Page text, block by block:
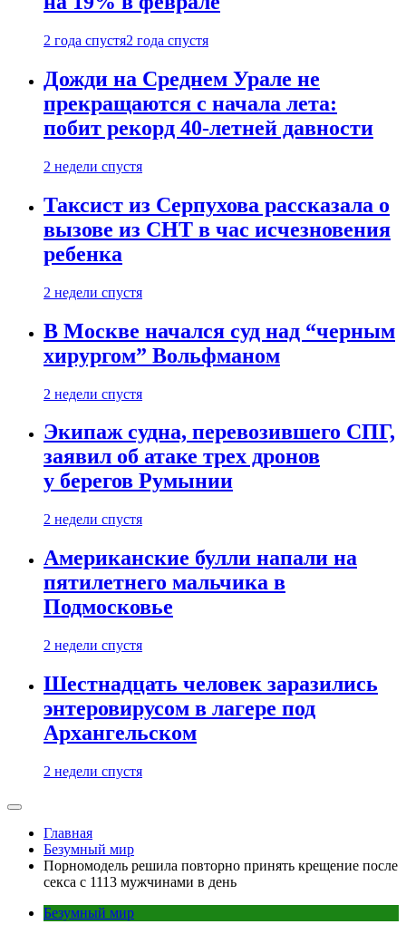
2 года спустя2 года спустя
Дожди на Среднем Урале не
прекращаются с начала лета:
побит рекорд 40-летней давности
2 недели спустя
Таксист из Серпухова рассказала о
вызове из СНТ в час исчезновения
ребенка
2 недели спустя
В Москве начался суд над “черным
хирургом” Вольфманом
2 недели спустя
Экипаж судна, перевозившего СПГ,
заявил об атаке трех дронов
у берегов Румынии
2 недели спустя
Американские булли напали на
пятилетнего мальчика в
Подмосковье
2 недели спустя
Шестнадцать человек заразились
энтеровирусом в лагере под
Архангельском
2 недели спустя
Главная
Безумный мир
Порномодель решила повторно принять крещение после
секса с 1113 мужчинами в день
Безумный мир